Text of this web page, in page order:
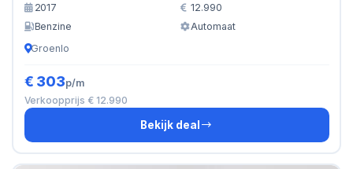
2017
12.990
Benzine
Automaat
Groenlo
€ 303p/m
Verkoopprijs € 12.990
Bekijk deal